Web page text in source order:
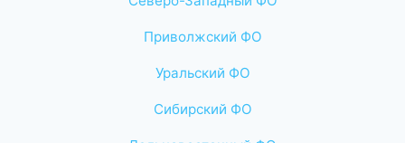
Приволжский ФО
Уральский ФО
Сибирский ФО